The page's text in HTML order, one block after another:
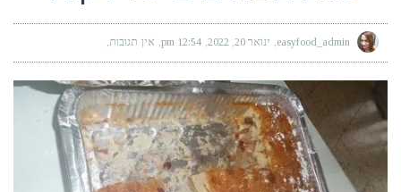
easyfood_admin ינואר 20, 2022 12:54 pm אין תגובות